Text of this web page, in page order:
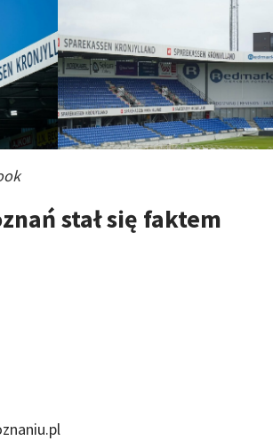
stał się faktem